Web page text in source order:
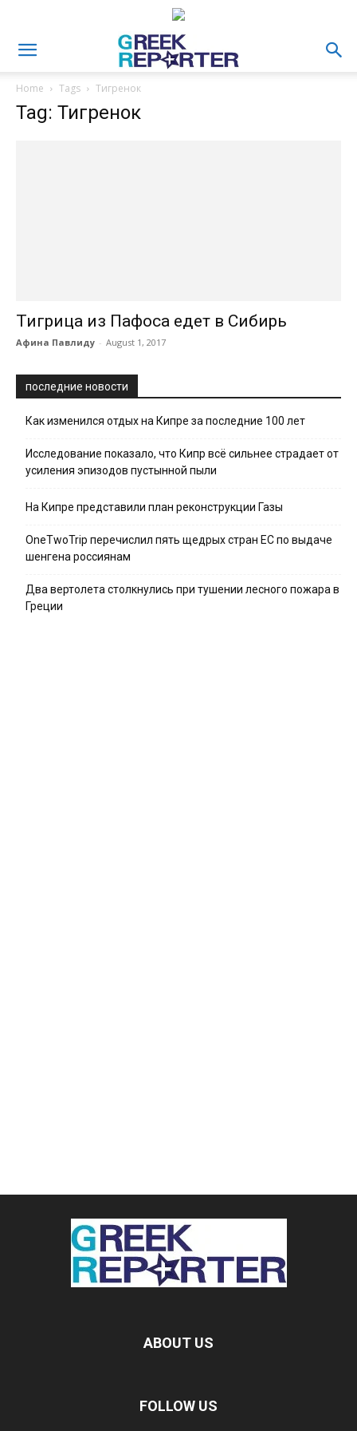
Home Tags Тигренок
Tag: Тигренок
Тигрица из Пафоса едет в Сибирь
Афина Павлиду - August 1, 2017
последние новости
Как изменился отдых на Кипре за последние 100 лет
Исследование показало, что Кипр всё сильнее страдает от
усиления эпизодов пустынной пыли
На Кипре представили план реконструкции Газы
OneTwoTrip перечислил пять щедрых стран ЕС по выдаче
шенгена россиянам
Два вертолета столкнулись при тушении лесного пожара в
Греции
ABOUT US
FOLLOW US